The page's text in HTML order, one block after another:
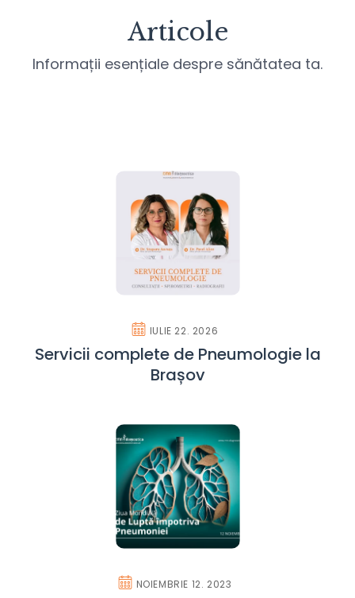
Articole
Informații esențiale despre sănătatea ta.
IULIE 22. 2026
Servicii complete de Pneumologie la
Brașov
NOIEMBRIE 12. 2023